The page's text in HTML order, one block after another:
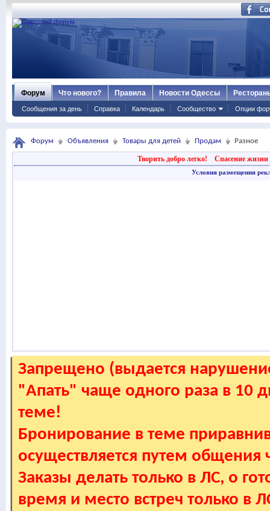
Форум
Сообщения за день Справка Календарь Сообщество Опции
Что нового? Правила Новости Одессы
Форум Объявления Товары для детей Продам Разное
Творить добро легко! Спасение жизни
Условия размещения
Запрещено (выдается
"Апать" чаще одного раза в 10
теме!
Бронирование в теме
осуществляется путем
Заказы делать только в ЛС, о
время и место встреч только в